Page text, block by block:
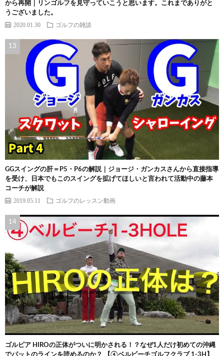
から再開｜リンゴルフを見守っていこうと思います。これまでありがと
うございました。
2020.01.30 ゴルフの雑談
GGスイングの肝＝P5・P6の解説｜ジョージ・ガンカスさんから直接指導
を受け、日本でもこのスイングを拡げてほしいと言われて活動中の藤本
コーチが解説
2019.05.11 ゴルフのレッスン動画
ゴルピア HIROの正体がついに明かされる！？なぜ1人だけ初めての沖縄
でパットのラインを読めるのか？ 【④ベルビーチゴルフクラブ 1-3H】